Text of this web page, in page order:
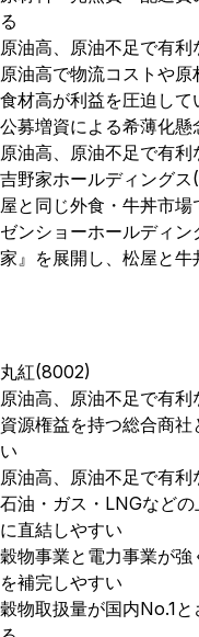
る
原油高、原油不足で有
原油高で物流コストや
食材高が利益を圧迫して
公募増資による希薄化懸
原油高、原油不足で有
吉野家ホールディング
屋と同じ外食・牛丼市場
ゼンショーホールディ
家』を展開し、松屋と牛
丸紅(8002)
原油高、原油不足で有
資源権益を持つ総合商
い
原油高、原油不足で有
石油・ガス・LNGなど
に直結しやすい
穀物事業と電力事業が
を補完しやすい
穀物取扱量が国内No.1